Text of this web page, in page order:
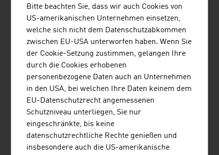
schwerpunktmäßig Kläranlagen und
Trinkwasseraufbereitungsanlagen, einfache
Feststoffabfallaufbereitungsanlagen inkl.
zugehörigen Deponiebau und -schließung in
CEE/SEE sowie in ausgewählten Ländern
außerhalb Europas.
TECHNISCHE UNIVERSITÄT WIEN
Bitte beachten Sie, dass wir auch Cookies von
US-amerikanischen Unternehmen einsetzen,
welche sich nicht dem Datenschutzabkommen
zwischen EU-USA unterworfen haben. Wenn Sie
der Cookie-Setzung zustimmen, gelangen Ihre
durch die Cookies erhobenen
personenbezogene Daten auch an Unternehmen
in den USA, bei welchen Ihre Daten keinem dem
EU-Datenschutzrecht angemessenen
Schutzniveau unterliegen, Sie nur
eingeschränkte, bis keine
datenschutzrechtliche Rechte genießen und
insbesondere auch die US-amerikanische